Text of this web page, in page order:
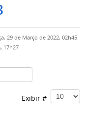
29 de Março de 2022, 02h45
17h27
Exibir #